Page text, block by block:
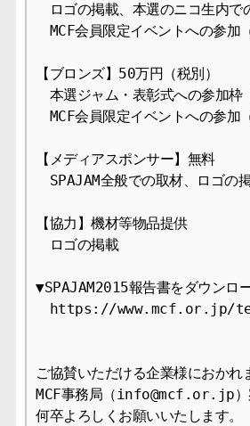
ロゴの掲載、本選のニコ生内で
MCF会員限定イベントへの参加
【ブロンズ】50万円（税別）
本選ジャム・表彰式への参加枠
MCF会員限定イベントへの参加
【メディアスポンサー】無料
SPAJAM全般での取材、ロゴの
【協力】機材等物品提供
ロゴの掲載
▼SPAJAM2015報告書をダウンロ
https://www.mcf.or.jp/
ご協賛いただける企業様におか
MCF事務局（info@mcf.or.jp）
何卒よろしくお願いいたします。